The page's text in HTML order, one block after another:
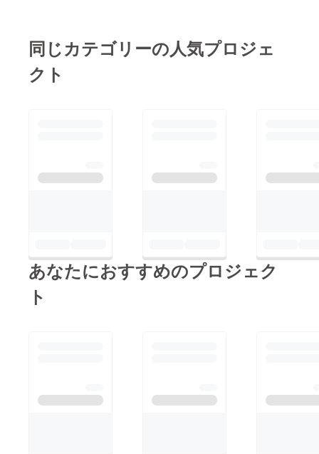
同じカテゴリーの人気プロジェ
クト
あなたにおすすめのプロジェク
ト